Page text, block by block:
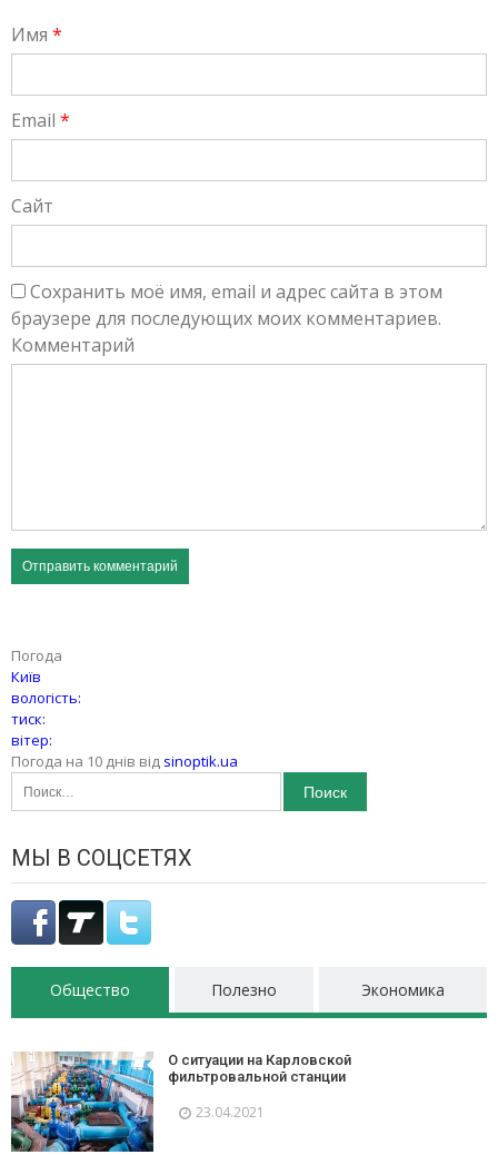
Имя *
Email *
Сайт
Сохранить моё имя, email и адрес сайта в этом
браузере для последующих моих комментариев.
Комментарий
Погода
Київ
вологість:
тиск:
вітер:
Погода на 10 днів від sinoptik.ua
Найти:
МЫ В СОЦСЕТЯХ
Общество Полезно Экономика
О ситуации на Карловской
фильтровальной станции
23.04.2021